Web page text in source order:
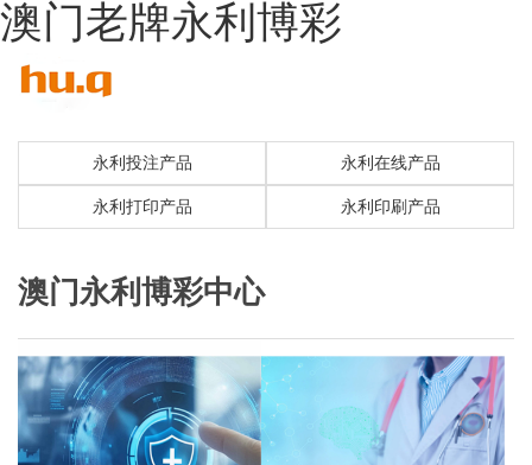
澳门老牌永利博彩
永利投注产品 永利在线产品
永利打印产品 永利印刷产品
澳门永利博彩中心